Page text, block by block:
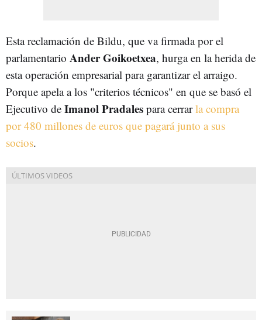
Esta reclamación de Bildu, que va firmada por el
parlamentario Ander Goikoetxea, hurga en la herida de
esta operación empresarial para garantizar el arraigo.
Porque apela a los "criterios técnicos" en que se basó el
Ejecutivo de Imanol Pradales para cerrarla compra
por 480 millones de euros que pagará junto a sus
socios.